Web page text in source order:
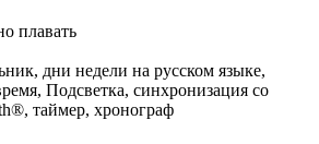
плавать
дни недели на русском языке,
Подсветка, синхронизация со
таймер, хронограф